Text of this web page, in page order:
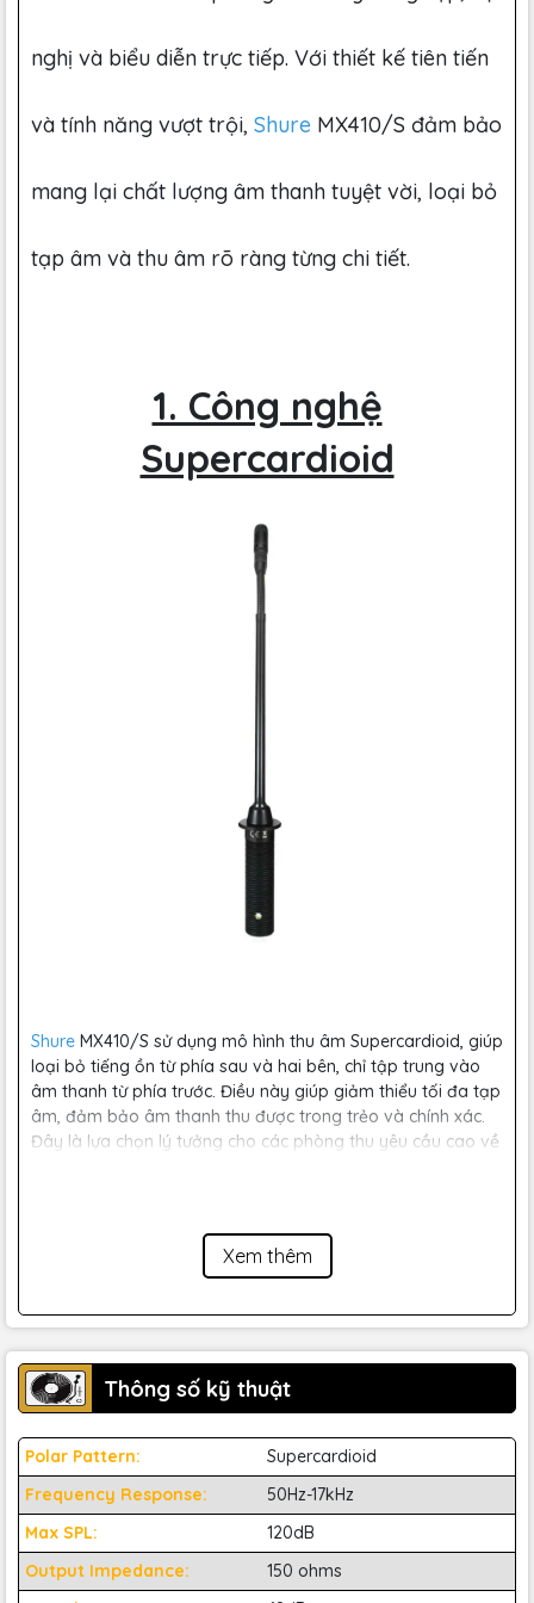
nghị và biểu diễn trực tiếp. Với thiết kế tiên tiến
và tính năng vượt trội, Shure MX410/S đảm bảo
mang lại chất lượng âm thanh tuyệt vời, loại bỏ
tạp âm và thu âm rõ ràng từng chi tiết.
1. Công nghệ
Supercardioid
Shure MX410/S sử dụng mô hình thu âm Supercardioid, giúp
loại bỏ tiếng ồn từ phía sau và hai bên, chỉ tập trung vào
âm thanh từ phía trước. Điều này giúp giảm thiểu tối đa tạp
âm, đảm bảo âm thanh thu được trong trẻo và chính xác.
Đây là lựa chọn lý tưởng cho các phòng thu yêu cầu cao về
2. Thiết kế Gooseneck 10 inch
linh hoạt
Xem thêm
Thông số kỹ thuật
Polar Pattern:
Supercardioid
Frequency Response:
50Hz-17kHz
Max SPL:
120dB
Output Impedance:
150 ohms